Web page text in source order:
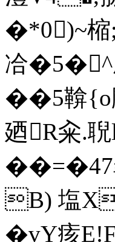
�*0)~
冾
��5鞥
廼R籴.
��=�47
B) 塩
�vY痎